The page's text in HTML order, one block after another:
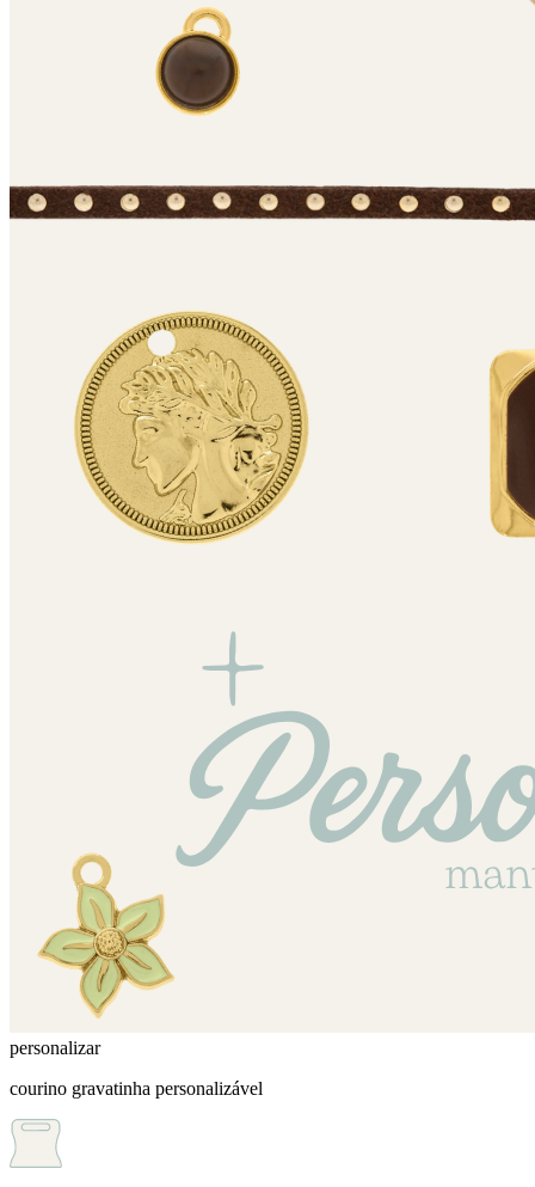
personalizar
courino gravatinha personalizável